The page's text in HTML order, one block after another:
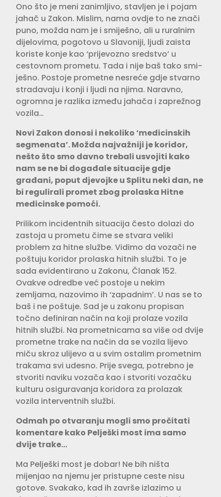
Ono što je meni zanimljivo, stavljen je i pojam
jahač u Zakon. Mislim, nama ovdje to ne znači
puno, možda nam je i smiješno, ali u ruralnim
dijelovima, pogotovo u Slavoniji, ljudi zaista
koriste konje kao ‘prijevozno sredstvo’ u
cestov­nom prometu. Tada i nije baš tako smi­
ješno. Postoje prometne nesreće gdje stvarno
stradavaju i konji i ljudi na njima. Naravno,
ogromna je razlika između jahača i zaprežnog
vozila…
Novi Zakon donosi i nekoliko ‘medi­cinskih
segmenata’. Možda najvaž­niji je koridor,
nešto što smo davno trebali usvojiti kako
nam se ne bi događale situacije gdje
građani, poput djevojke u Splitu neki dan, ne
bi regulirali promet zbog prolaska Hitne
medicinske pomoći.
Prilikom incidentnih situacija često dolazi do
zastoja u prometu čime se stvara veliki
problem za hitne službe. Vidimo da vozači ne
poštuju koridor prolaska hitnih službi. To je
sada evi­dentirano u Zakonu, Članak 152.
Ovakve odredbe već postoje u nekim
zemljama, nazovimo ih ‘zapadnim’. U nas se to
baš i ne poštuje. Sad je u zakonu propi­san
točno definiran način na koji pro­laze vozila
hitnih službi. Na prometni­cama sa više od dvije
prometne trake na način da se vozila lijevo
miču skroz ulijevo a u svim ostalim prometnim
tra­kama svi udesno. Prije svega, potrebno je
stvoriti naviku vozača kao i stvoriti vozačku
kulturu osiguravanja koridora za prolazak
vozila interventnih službi.
Odmah po otvaranju mogli smo pro­čitati
komentare kako Pelješki most ima samo
dvije trake…
Ma Pelješki most je dobar! Ne bih ništa
mijenjao na njemu jer pristupne ceste nisu
gotove. Svakako, kad ih završe izla­zimo u